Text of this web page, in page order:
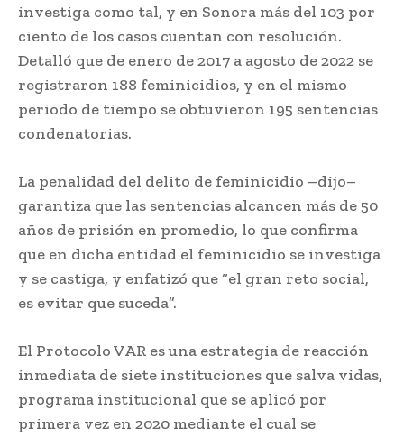
investiga como tal, y en Sonora más del 103 por
ciento de los casos cuentan con resolución.
Detalló que de enero de 2017 a agosto de 2022 se
registraron 188 feminicidios, y en el mismo
periodo de tiempo se obtuvieron 195 sentencias
condenatorias.
La penalidad del delito de feminicidio –dijo–
garantiza que las sentencias alcancen más de 50
años de prisión en promedio, lo que confirma
que en dicha entidad el feminicidio se investiga
y se castiga, y enfatizó que “el gran reto social,
es evitar que suceda”.
El Protocolo VAR es una estrategia de reacción
inmediata de siete instituciones que salva vidas,
programa institucional que se aplicó por
primera vez en 2020 mediante el cual se